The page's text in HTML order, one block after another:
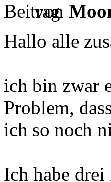
von
Hallo alle
ich bin zwar
Problem,
ich so noch
Ich habe